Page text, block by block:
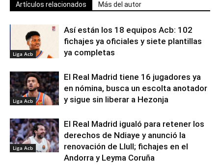
Artículos relacionados Más del autor
Liga Acb
Así están los 18 equipos Acb: 102
fichajes ya oficiales y siete plantillas
ya completas
Liga Acb
El Real Madrid tiene 16 jugadores ya
en nómina, busca un escolta anotador
y sigue sin liberar a Hezonja
Liga Acb
El Real Madrid igualó para retener los
derechos de Ndiaye y anunció la
renovación de Llull; fichajes en el
Andorra y Leyma Coruña